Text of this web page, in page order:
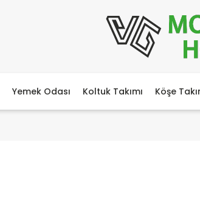
Yemek Odası Koltuk Takımı Köşe